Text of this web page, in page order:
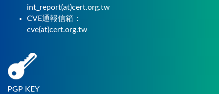
int_report(at)cert.org.tw
CVE通報信箱：
cve(at)cert.org.tw
PGP KEY